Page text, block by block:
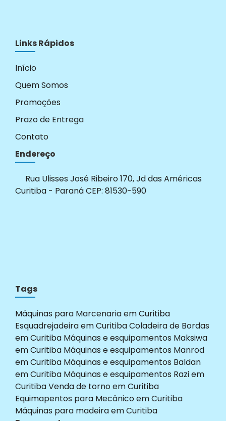
Links Rápidos
Início
Quem Somos
Promoções
Prazo de Entrega
Contato
Endereço
Rua Ulisses José Ribeiro 170, Jd das Américas
Curitiba - Paraná CEP: 81530-590
Tags
Máquinas para Marcenaria em Curitiba
Esquadrejadeira em CuritibaColadeira de Bordas
em Curitiba Máquinas e esquipamentos Maksiwa
em Curitiba Máquinas e esquipamentos Manrod
em Curitiba Máquinas e esquipamentos Baldan
em Curitiba Máquinas e esquipamentos Razi em
CuritibaVenda de torno em Curitiba
Equimapentos para Mecânico em Curitiba
Máquinas para madeira em Curitiba